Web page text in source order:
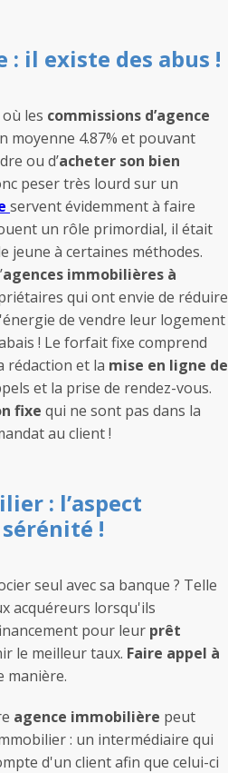
: il existe des abus !
les commissions d’agence
moyenne 4.87% et pouvant
ou d’acheter son bien
peser très lourd sur un
servent évidemment à faire
un rôle primordial, il était
jeune à certaines méthodes.
agences immobilières à
qui ont envie de réduire
de vendre leur logement
! Le forfait fixe comprend
rédaction et la mise en ligne de
et la prise de rendez-vous.
fixe qui ne sont pas dans la
au client !
: l’aspect
!
seul avec sa banque ? Telle
acquéreurs lorsqu'ils
pour leur prêt
le meilleur taux. Faire appel à
manière.
agence immobilière peut
: un intermédiaire qui
d'un client afin que celui-ci